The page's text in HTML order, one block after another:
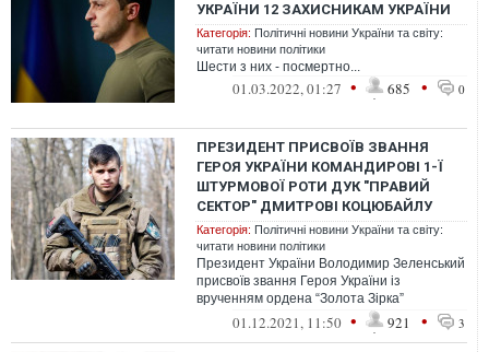
УКРАЇНИ 12 ЗАХИСНИКАМ УКРАЇНИ
Категорія: Політичні новини України та світу:
читати новини політики
Шести з них - посмертно...
01.03.2022, 01:27 • 685 • 0
ПРЕЗИДЕНТ ПРИСВОЇВ ЗВАННЯ
ГЕРОЯ УКРАЇНИ КОМАНДИРОВІ 1-Ї
ШТУРМОВОЇ РОТИ ДУК "ПРАВИЙ
СЕКТОР" ДМИТРОВІ КОЦЮБАЙЛУ
Категорія: Політичні новини України та світу:
читати новини політики
Президент України Володимир Зеленський
присвоїв звання Героя України із
врученням ордена “Золота Зірка”
командирові 1-ї окремої штурмової роти
01.12.2021, 11:50 • 921 • 3